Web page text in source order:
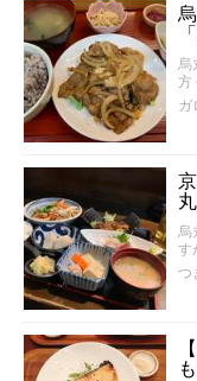
烏
方
ガ
烏
す
つ